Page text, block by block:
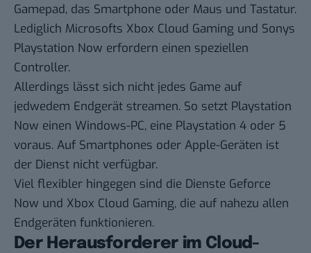
Gamepad, das Smartphone oder Maus und Tastatur.
Lediglich Microsofts Xbox Cloud Gaming und Sonys
Playstation Now erfordern einen speziellen
Controller.
Allerdings lässt sich nicht jedes Game auf
jedwedem Endgerät streamen. So setzt Playstation
Now einen Windows-PC, eine Playstation 4 oder 5
voraus. Auf Smartphones oder Apple-Geräten ist
der Dienst nicht verfügbar.
Viel flexibler hingegen sind die Dienste Geforce
Now und Xbox Cloud Gaming, die auf nahezu allen
Endgeräten funktionieren.
Der Herausforderer im Cloud-